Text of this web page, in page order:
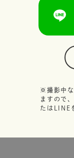
※撮影中な
ますので
たはLINE